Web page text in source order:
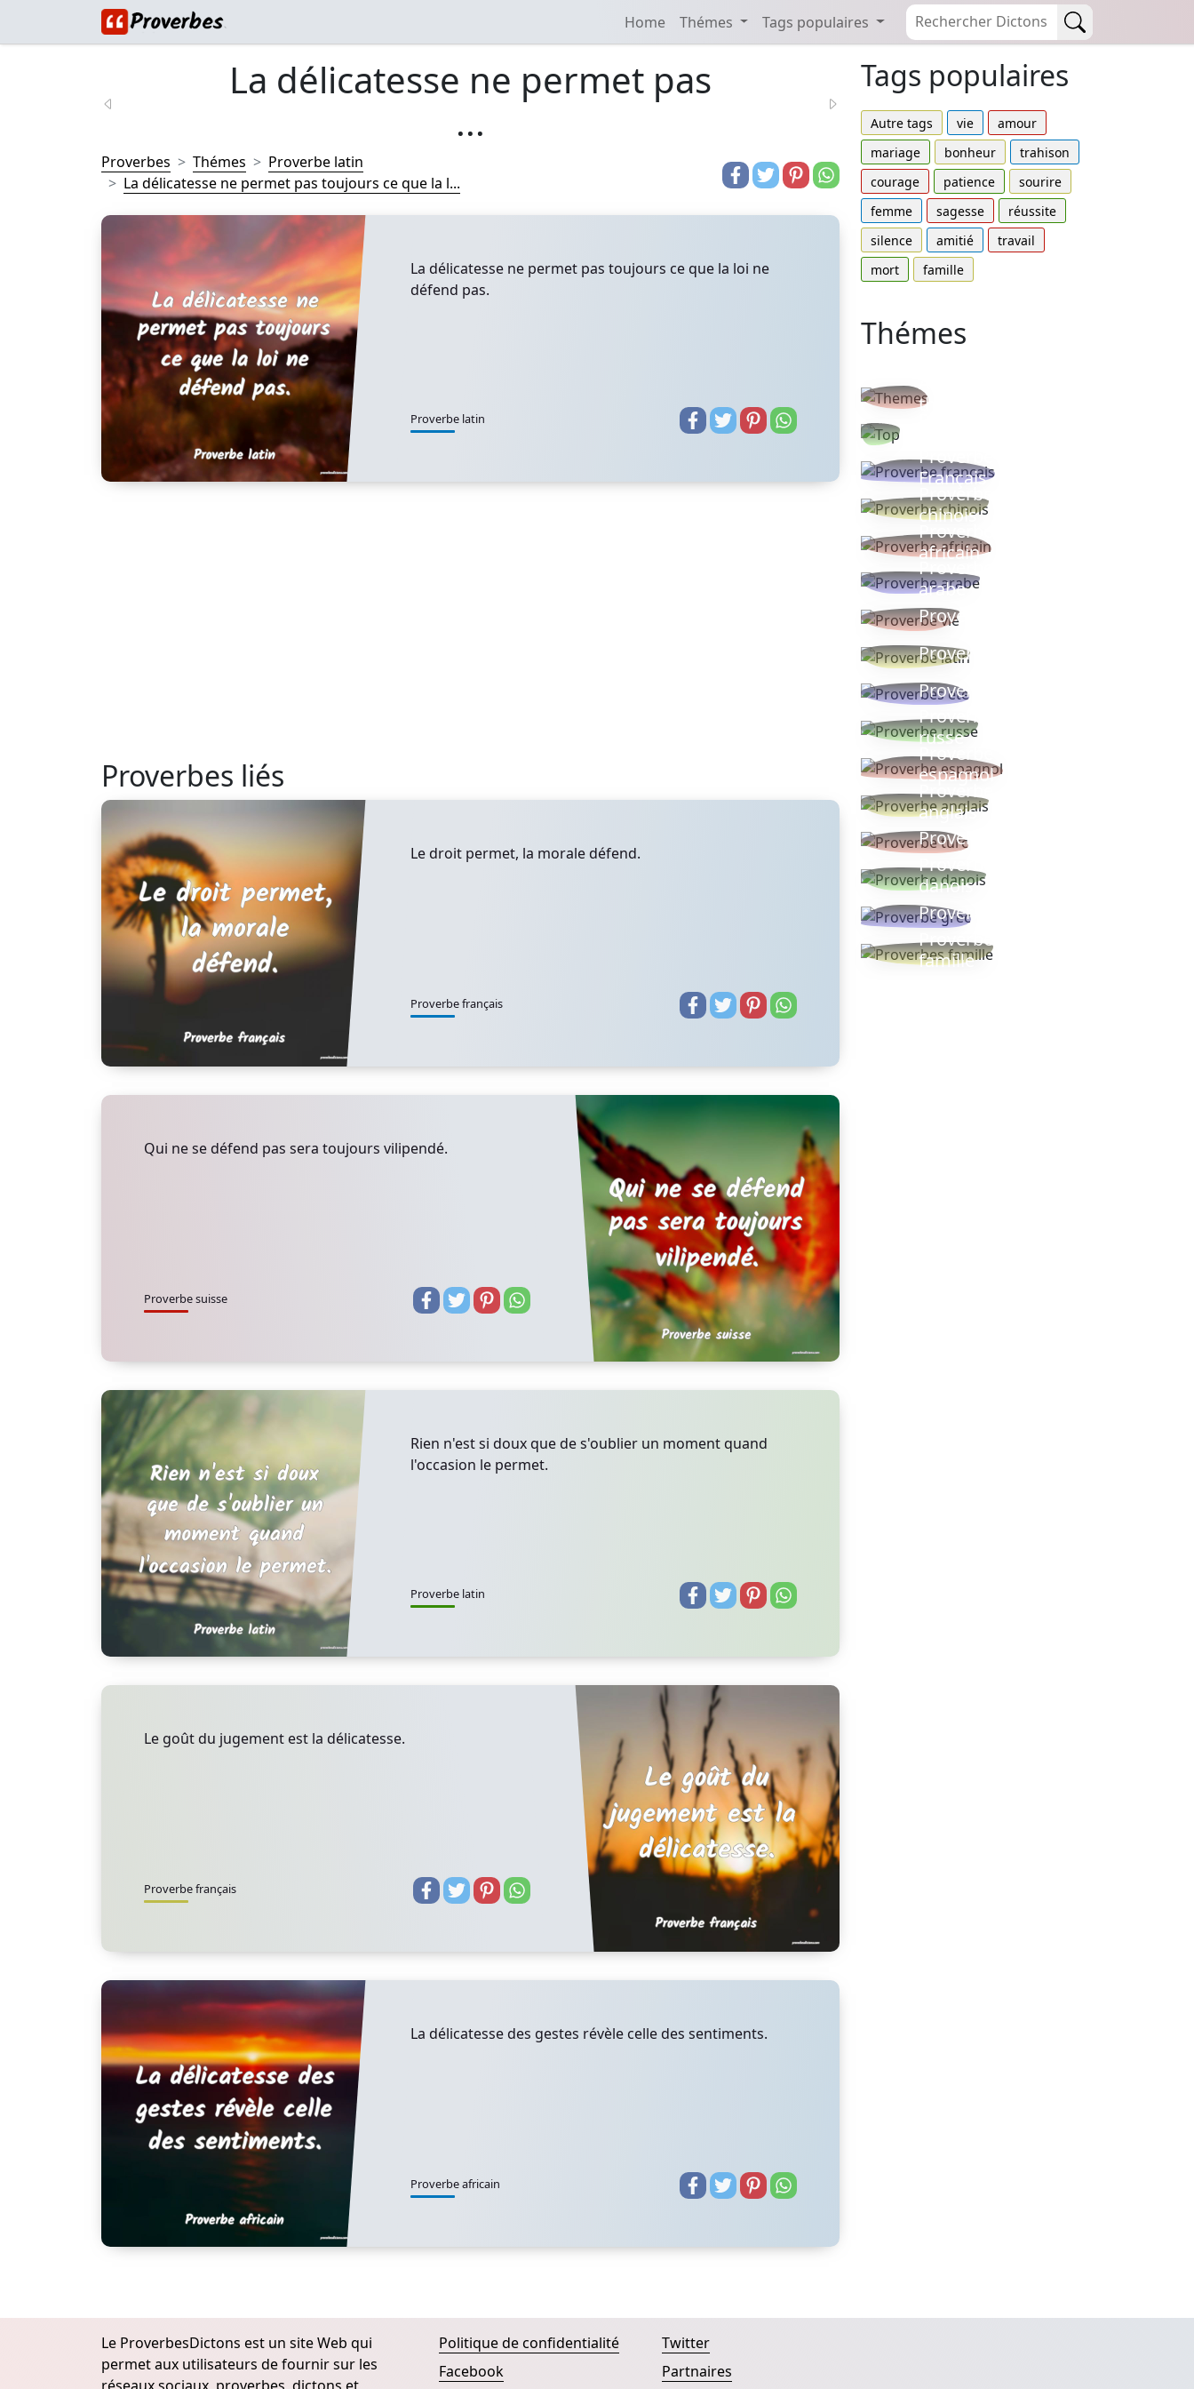
Home Thémes Tags populaires
La délicatesse ne permet pas
...
Proverbes Thémes
Proverbe latin
La délicatesse ne permet pas toujours ce que la l...
La délicatesse ne permet pas toujours ce que la loi ne
défend pas.
Proverbe latin
Proverbes liés
Le droit permet, la morale défend.
Proverbe français
Qui ne se défend pas sera toujours vilipendé.
Proverbe suisse
Rien n'est si doux que de s'oublier un moment quand
l'occasion le permet.
Proverbe latin
Le goût du jugement est la délicatesse.
Proverbe français
La délicatesse des gestes révèle celle des sentiments.
Proverbe africain
Tags populaires
Autre tags vie
amour
mariage
bonheur
trahison
courage
patience
sourire
femme
sagesse
réussite
silence
amitié
travail
mort
famille
Thémes
thèmes
Proverbe
Français
Proverbe
chinois
Proverbe
africain
Proverbe
arabe
Proverbe vie
Proverbe latin
Proverbes ete
Proverbe
russe
Proverbe
espagnol
Proverbe
anglais
Proverbe turc
Proverbe
danois
Proverbe grec
Proverbes
famille
Le ProverbesDictons est un site Web qui
permet aux utilisateurs de fournir sur les
Politique de confidentialité
Facebook
Twitter
Partnaires